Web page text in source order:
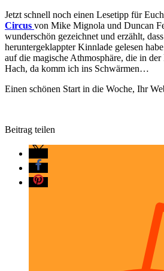
Jetzt schnell noch einen Lesetipp für
Circus von Mike Mignola und Duncan
wunderschön gezeichnet und erzählt,
heruntergeklappter Kinnlade gelesen
auf die magische Athmosphäre, die in
Hach, da komm ich ins Schwärmen…
Einen schönen Start in die Woche, Ihr
Beitrag teilen